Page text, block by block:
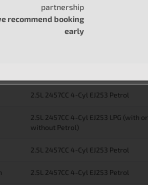
without Petrol)
2.5L 2457CC 4-Cyl EJ253 Petrol
2.5L 2457CC 4-Cyl EJ253 Petrol
2.5L 2457CC 4-Cyl EJ253 LPG (with or
without Petrol)
2.5L 2457CC 4-Cyl EJ253 Petrol
2.5L 2457CC 4-Cyl EJ253 Petrol
partnership
recommend booking
early